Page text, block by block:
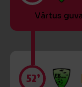
Vārtus guva
52’